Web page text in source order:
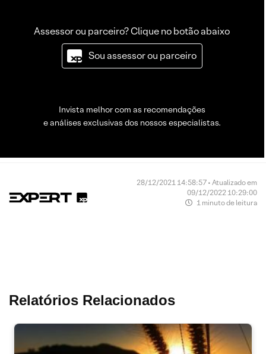
Assessor ou parceiro? Clique no botão abaixo
Sou assessor ou parceiro
Invista melhor com as recomendações
e análises exclusivas dos nossos especialistas.
28/12/2021 14:58:57 • Atualizado em
09/12/2022 10:29:00
1 minuto de leitura
Relatórios Relacionados